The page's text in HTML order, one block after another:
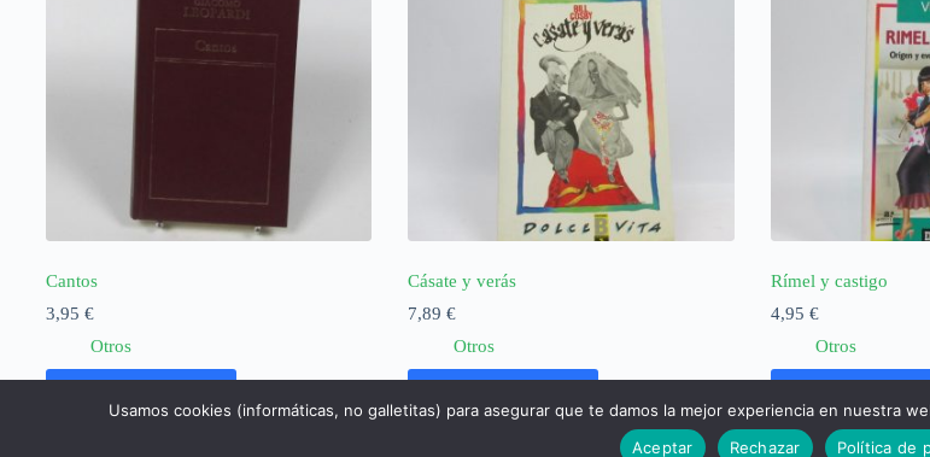
Cantos
3,95 €
Otros
Cásate y verás
7,89€
Otros
Rímel y castigo
4,95 €
Otros
Usamos cookies (informáticas, no galletitas) para asegurar que te damos la mejor experiencia en nuestra
Aceptar
Rechazar Política de